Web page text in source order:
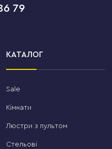
79
КАТАЛОГ
Sale
Кімнати
Люстри з пультом
Стельові